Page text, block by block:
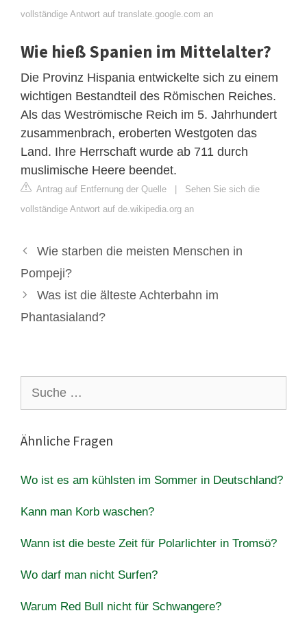
vollständige Antwort auf translate.google.com an
Wie hieß Spanien im Mittelalter?
Die Provinz Hispania entwickelte sich zu einem
wichtigen Bestandteil des Römischen Reiches.
Als das Weströmische Reich im 5. Jahrhundert
zusammenbrach, eroberten Westgoten das
Land. Ihre Herrschaft wurde ab 711 durch
muslimische Heere beendet.
Antrag auf Entfernung der Quelle | Sehen Sie sich die
vollständige Antwort auf de.wikipedia.org an
Wie starben die meisten Menschen in
Pompeji?
Was ist die älteste Achterbahn im
Phantasialand?
nach:
Ähnliche Fragen
Wo ist es am kühlsten im Sommer in Deutschland?
Kann man Korb waschen?
Wann ist die beste Zeit für Polarlichter in Tromsö?
Wo darf man nicht Surfen?
Warum Red Bull nicht für Schwangere?